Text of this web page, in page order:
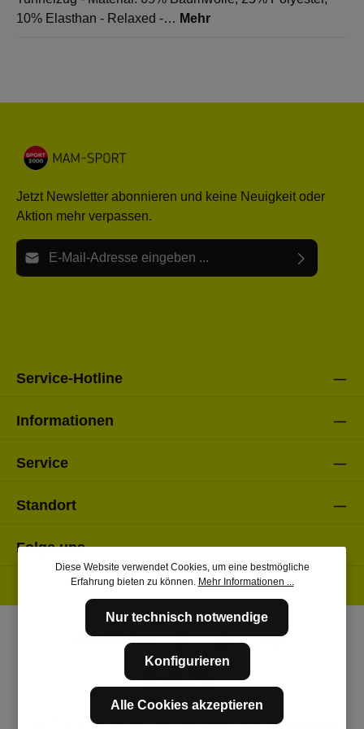
10% Elasthan - Relaxed -… Mehr
Jetzt Newsletter abonnieren und keine Neuigkeit oder
Aktion mehr verpassen.
E-Mail-Adresse*
Service-Hotline
Informationen
Service
Standort
Folge uns
* Alle Preise inkl. gesetzl. Mehrwertsteuer zzgl.Versandkosten
Diese Website verwendet Cookies, um eine bestmögliche
Erfahrung bieten zu können. Mehr Informationen ...
Nur technisch notwendige
Konfigurieren
Alle Cookies akzeptieren